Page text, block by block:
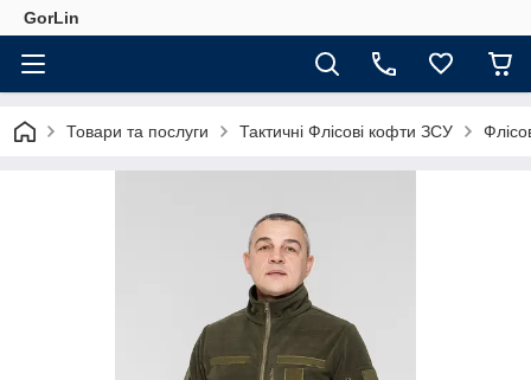
GorLin
Товари та послуги Тактичні Флісові кофти ЗСУ